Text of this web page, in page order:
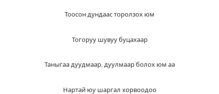
Тоосон дундаас торолзох юм
Тогоруу шувуу буцахаар
Таныгаа дуудмаар, дуулмаар болох юм аа
Нартай юу шаргал хорвоодоо